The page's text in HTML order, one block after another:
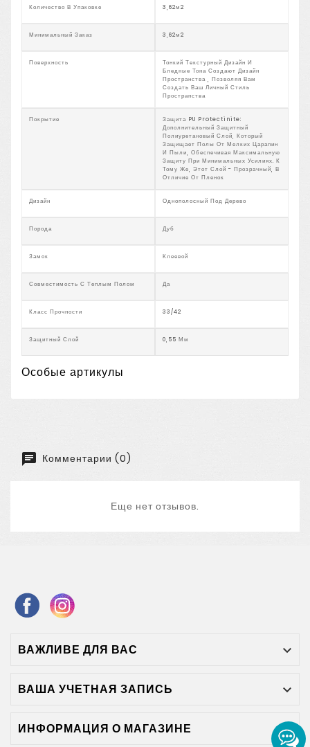
Количество В Упаковке 3,62м2
Минимальный Заказ 3,62м2
Поверхность
Тонкий Текстурный Дизайн И
Бледные Тона Создают Дизайн
Пространства , Позволяя Вам
Создать Ваш Личный Стиль
Пространства
Покрытие
Защита PU Protectinite:
Дополнительный Защитный
Полиуретановый Слой, Который
Защищает Полы От Мелких Царапин
И Пыли, Обеспечивая Максимальную
Защиту При Минимальных Усилиях. К
Тому Же, Этот Слой - Прозрачный, В
Отличие От Пленок
Дизайн Однополосный Под Дерево
Порода Дуб
Замок Клеевой
Совместимость С Теплым Полом Да
Класс Прочности 33/42
Защитный Слой 0,55 Мм
Особые артикулы
Комментарии (0)
Еще нет отзывов.
ВАЖЛИВЕ ДЛЯ ВАС 
ВАША УЧЕТНАЯ ЗАПИСЬ 
ИНФОРМАЦИЯ О МАГАЗИНЕ 